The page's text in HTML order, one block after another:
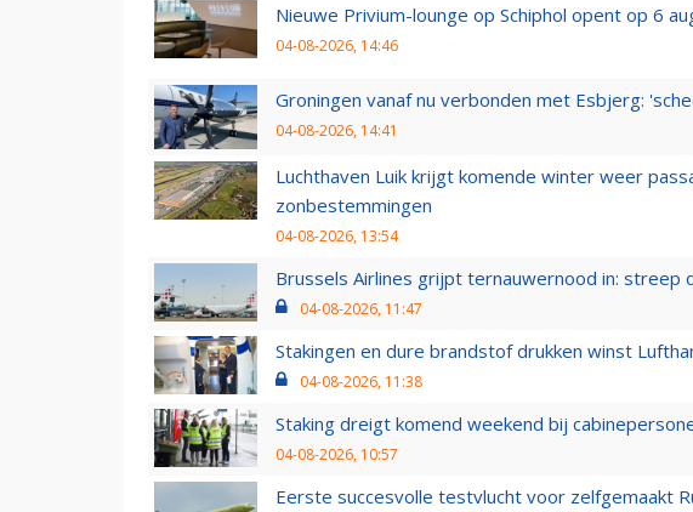
Nieuwe Privium-lounge op Schiphol opent op 6
04-08-2026, 14:46
Groningen vanaf nu verbonden met Esbjerg:
04-08-2026, 14:41
Luchthaven Luik krijgt komende winter weer
zonbestemmingen
04-08-2026, 13:54
Brussels Airlines grijpt ternauwernood in: streep
04-08-2026, 11:47
Stakingen en dure brandstof drukken winst
04-08-2026, 11:38
Staking dreigt komend weekend bij
04-08-2026, 10:57
Eerste succesvolle testvlucht voor zelfgemaakt